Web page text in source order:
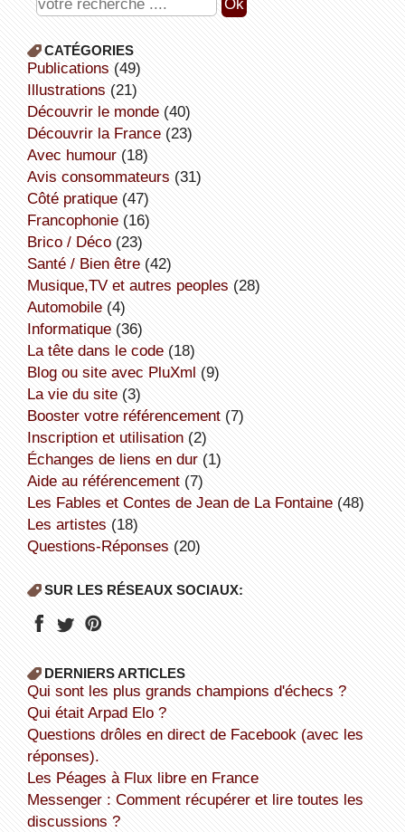
CATÉGORIES
publications (49)
illustrations (21)
découvrir le monde(40)
découvrir la France(23)
avec humour(18)
avis consommateurs (31)
côté pratique(47)
Francophonie(16)
Brico / Déco(23)
Santé / Bien être(42)
Musique,TV et autres peoples (28)
Automobile(4)
informatique(36)
la tête dans le code(18)
Blog ou site avec PluXml (9)
la vie du site(3)
booster votre référencement(7)
inscription et utilisation(2)
échanges de liens en dur(1)
aide au référencement(7)
Les Fables et Contes de Jean de La Fontaine(48)
Les artistes (18)
Questions-Réponses (20)
SUR LES RÉSEAUX SOCIAUX:
DERNIERS ARTICLES
Qui sont les plus grands champions d'échecs ?
Qui était Arpad Elo ?
Questions drôles en direct de Facebook (avec les
réponses).
Les Péages à Flux libre en France
Messenger : Comment récupérer et lire toutes les
discussions ?